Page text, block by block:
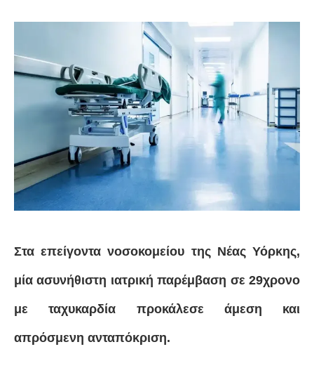
Στα επείγοντα νοσοκομείου της Νέας Υόρκης,
μία ασυνήθιστη ιατρική παρέμβαση σε 29χρονο
με ταχυκαρδία προκάλεσε άμεση και
απρόσμενη ανταπόκριση.